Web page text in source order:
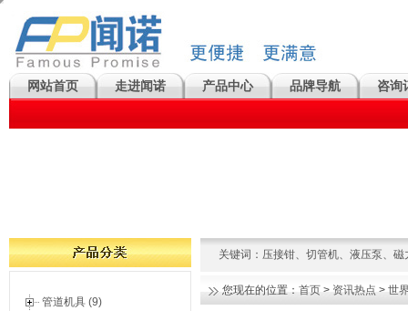
网站首页 走进闻诺 产品中心 品牌导航 咨询
管道机具 (9)
关键词： 压接钳、 切管机、 液压泵、 磁
您现在的位置： 首页 > 资讯热点 > 世